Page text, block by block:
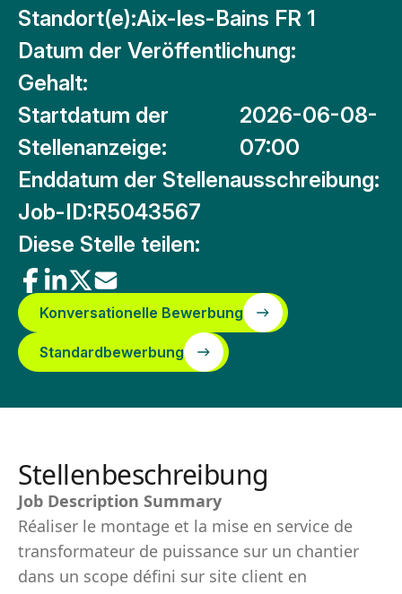
Standort(e):Aix-les-Bains FR 1
Datum der Veröffentlichung:
Gehalt:
Startdatum der
Stellenanzeige:
2026-06-08-
07:00
Enddatum der Stellenausschreibung:
Job-ID:R5043567
Diese Stelle teilen:
Konversationelle Bewerbung
Standardbewerbung
Stellenbeschreibung
Job Description Summary
Réaliser le montage et la mise en service de
transformateur de puissance sur un chantier
dans un scope défini sur site client en